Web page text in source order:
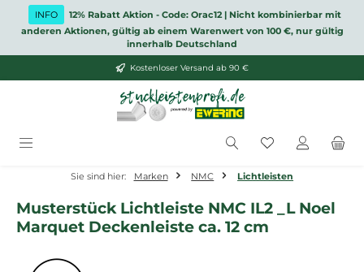
Zum Hauptinhalt springen
INFO
12% Rabatt Aktion - Code: Orac12 | Nicht kombinierbar mit
anderen Aktionen, gültig ab einem Warenwert von 100 €, nur gültig
innerhalb Deutschland
Kostenloser Versand ab 90 €
Du hast 0
Sie sind hier: Marken NMC Lichtleisten
Musterstück Lichtleiste NMC IL2 _L Noel
Marquet Deckenleiste ca. 12 cm